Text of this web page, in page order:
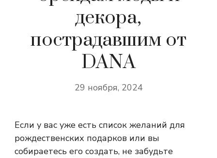
декора,
пострадавшим от
DANA
29 ноября, 2024
Если у вас уже есть список желаний для
рождественских подарков или вы
собираетесь его создать, не забудьте